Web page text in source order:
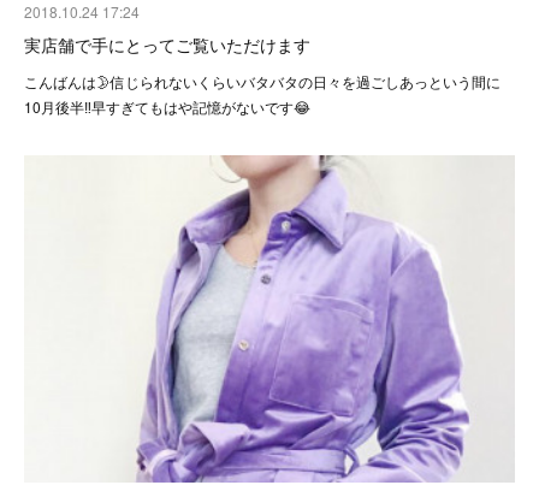
2018.10.24 17:24
実店舗で手にとってご覧いただけます
こんばんは🌛信じられないくらいバタバタの日々を過ごしあっという間に
10月後半‼️早すぎてもはや記憶がないです😂